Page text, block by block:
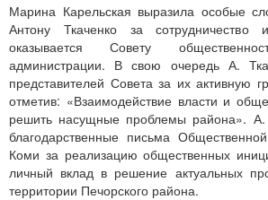
Марина Карельская выразила особые
Антону Ткаченко за
оказывается Совету
администрации. В свою очередь А.
представителей Совета за их активную
отметив: «Взаимодействие власти и
решить насущные проблемы района». А.
благодарственные письма
Коми за реализацию общественных
личный вклад в решение актуальных
территории Печорского района.